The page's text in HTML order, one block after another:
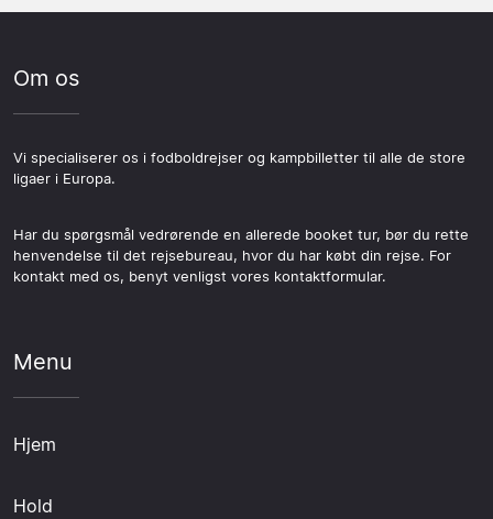
Om os
Vi specialiserer os i fodboldrejser og kampbilletter til alle de store
ligaer i Europa.
Har du spørgsmål vedrørende en allerede booket tur, bør du rette
henvendelse til det rejsebureau, hvor du har købt din rejse. For
kontakt med os, benyt venligst vores kontaktformular.
Menu
Hjem
Hold